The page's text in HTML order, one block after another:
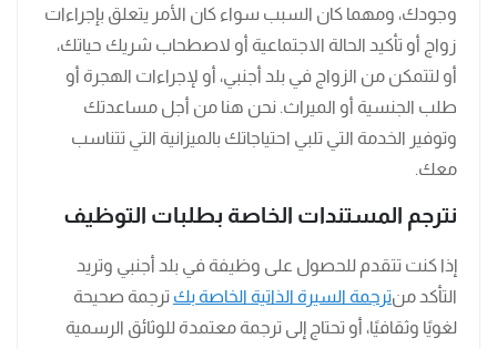
وجودك، ومهما كان السبب سواء كان الأمر يتعلق بإجراءات
زواج أو تأكيد الحالة الاجتماعية أو لاصطحاب شريك حياتك،
أو لتتمكن من الزواج في بلد أجنبي، أو لإجراءات الهجرة أو
طلب الجنسية أو الميراث. نحن هنا من أجل مساعدتك
وتوفير الخدمة التي تلبي احتياجاتك بالميزانية التي تتناسب
معك.
نترجم المستندات الخاصة بطلبات التوظيف
إذا كنت تتقدم للحصول على وظيفة في بلد أجنبي وتريد
التأكد منترجمة السيرة الذاتية الخاصة بك ترجمة صحيحة
لغويًا وثقافيًا، أو تحتاج إلى ترجمة معتمدة للوثائق الرسمية